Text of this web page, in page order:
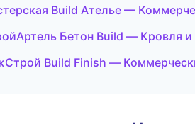
Build Ателье —
Бетон Build — Кровля и
Build Finish —